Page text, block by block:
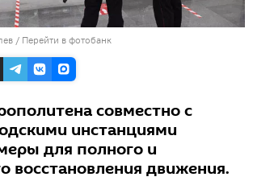
/ Перейти в фотобанк
совместно с
инстанциями
для полного и
восстановления движения.